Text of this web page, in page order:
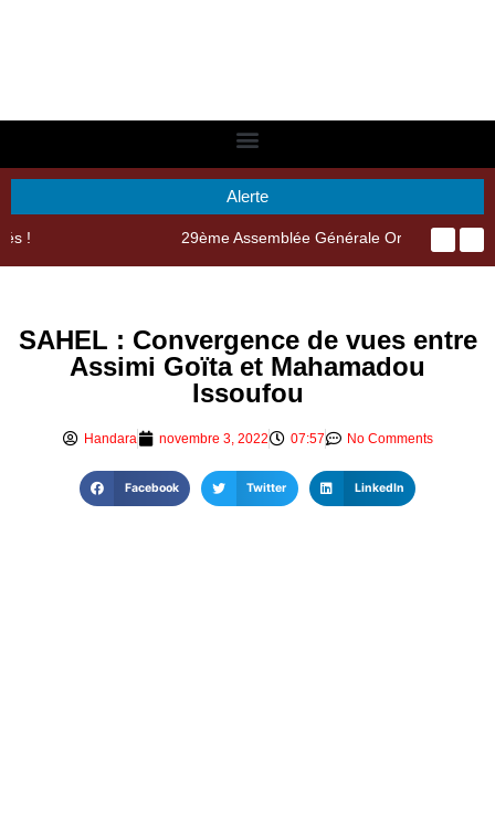
Alerte
29ème Assemblée Générale Ordinaire de l’Union Nyèsigiso : L’encours total des dépôts des membres passé de 18 milliards en 2024 à 21 milliards en 2025
SAHEL : Convergence de vues entre
Assimi Goïta et Mahamadou
Issoufou
Handara novembre 3, 2022 07:57 No Comments
Facebook Twitter LinkedIn